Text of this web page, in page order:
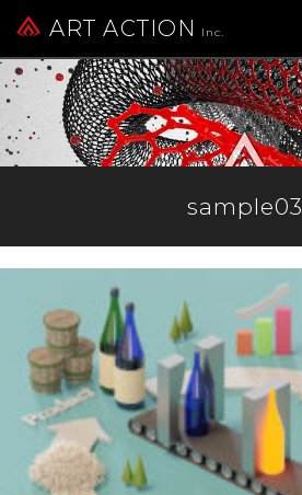
ART ACTION Inc.
sample03